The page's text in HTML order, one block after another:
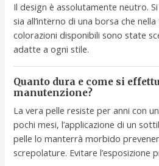
Il design è assolutamente neutro.
sia all’interno di una borsa che
colorazioni disponibili sono state
adatte a ogni stile.
Quanto dura e come si
manutenzione?
La vera pelle resiste per anni con
pochi mesi, l’applicazione di un
pelle lo manterrà morbido
screpolature. Evitare l’esposizione